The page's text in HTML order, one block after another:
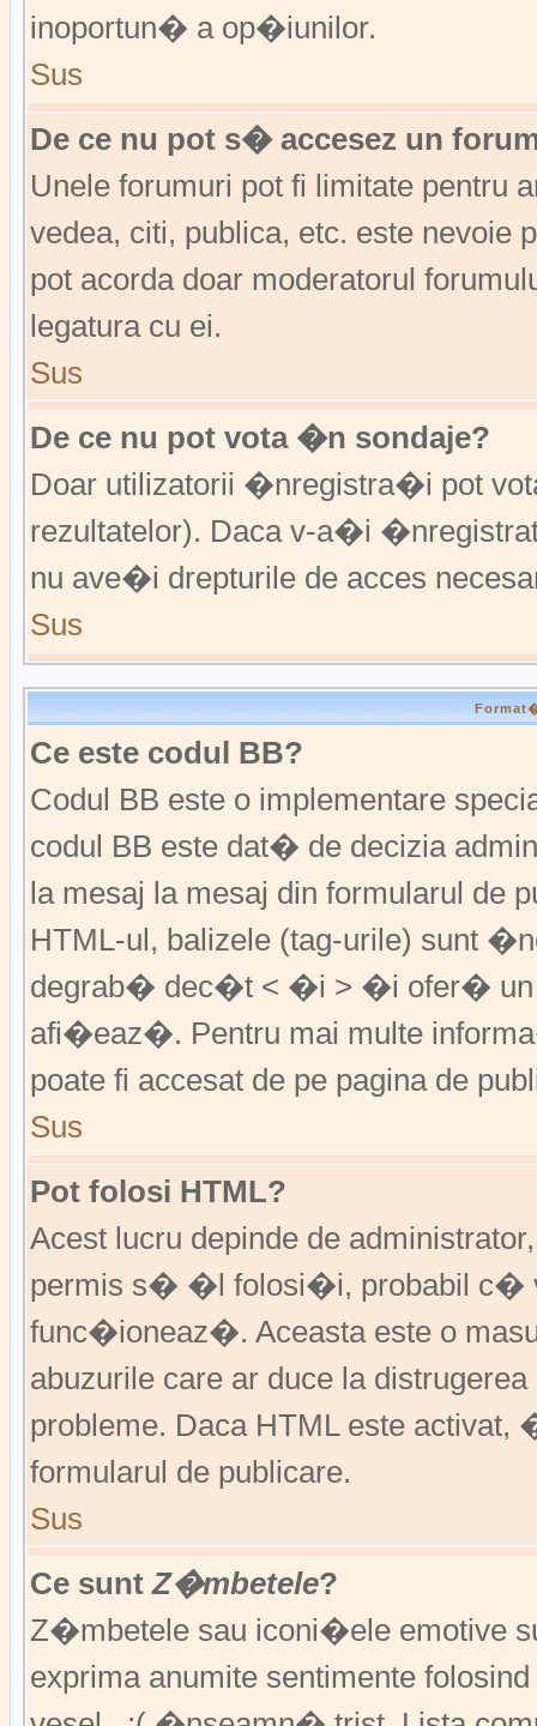
inoportun� a op�iunilor.
Sus
De ce nu pot s� accesez un
Unele forumuri pot fi limitate pentru
vedea, citi, publica, etc. este
pot acorda doar moderatorul
legatura cu ei.
Sus
De ce nu pot vota �n sondaje?
Doar utilizatorii �nregistra�i pot
rezultatelor). Daca v-a�i
nu ave�i drepturile de acces
Sus
Ce este codul BB?
Codul BB este o implementare
codul BB este dat� de decizia
la mesaj la mesaj din formularul de
HTML-ul, balizele (tag-urile) sunt
degrab� dec�t < �i > �i ofer� un
afi�eaz�. Pentru mai multe
poate fi accesat de pe pagina de
Sus
Pot folosi HTML?
Acest lucru depinde de
permis s� �l folosi�i, probabil c�
func�ioneaz�. Aceasta este o
abuzurile care ar duce la
probleme. Daca HTML este
formularul de publicare.
Sus
Ce suntZ�mbetele?
Z�mbetele sau iconi�ele emotive
exprima anumite sentimente